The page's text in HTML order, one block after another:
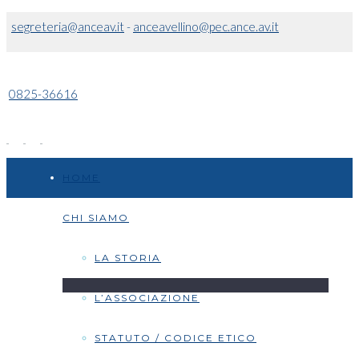
segreteria@anceav.it- anceavellino@pec.ance.av.it
0825-36616
CHI SIAMO
LA STORIA
L’ASSOCIAZIONE
STATUTO / CODICE ETICO